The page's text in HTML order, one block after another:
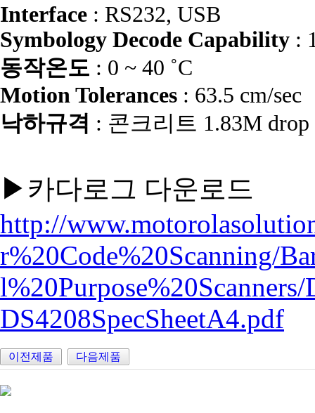
Interface : RS232, USB
Symbology Decode Capability :
동작온도 : 0 ~ 40 ˚C
Motion Tolerances : 63.5 cm/sec
낙하규격 : 콘크리트 1.83M drop
▶카다로그 다운로드
http://
r%20Code%20Scanning/
DS4208SpecSheetA4.pdf
이전제품 다음제품